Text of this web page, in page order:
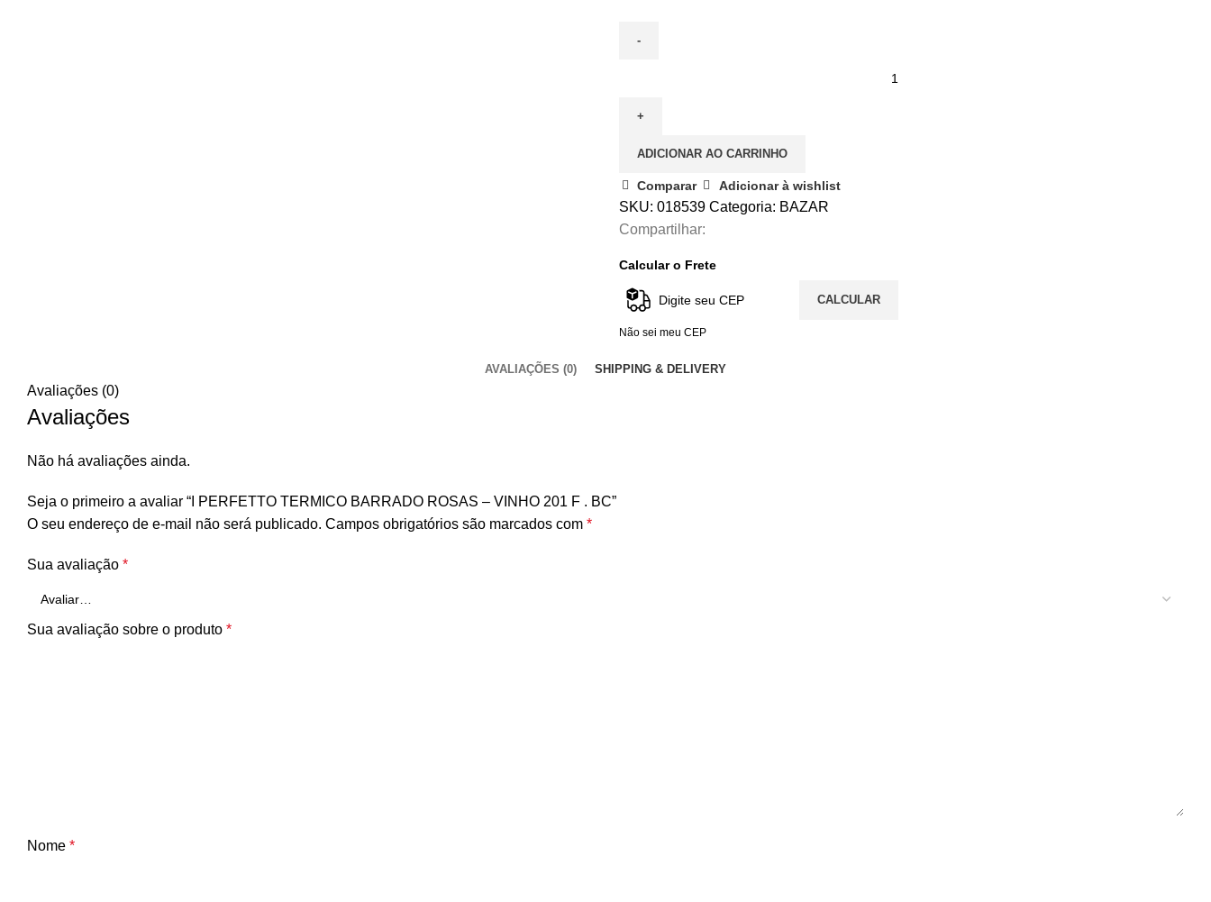
ADICIONAR AO CARRINHO
Comparar Adicionar à wishlist
SKU: 018539 Categoria: BAZAR
Compartilhar:
Calcular o Frete
CALCULAR
Não sei meu CEP
AVALIAÇÕES (0) SHIPPING & DELIVERY
Avaliações (0)
Avaliações
Não há avaliações ainda.
Seja o primeiro a avaliar “I PERFETTO TERMICO BARRADO ROSAS – VINHO 201 F . BC”
O seu endereço de e-mail não será publicado. Campos obrigatórios são marcados com *
Sua avaliação *
Sua avaliação sobre o produto *
Nome *